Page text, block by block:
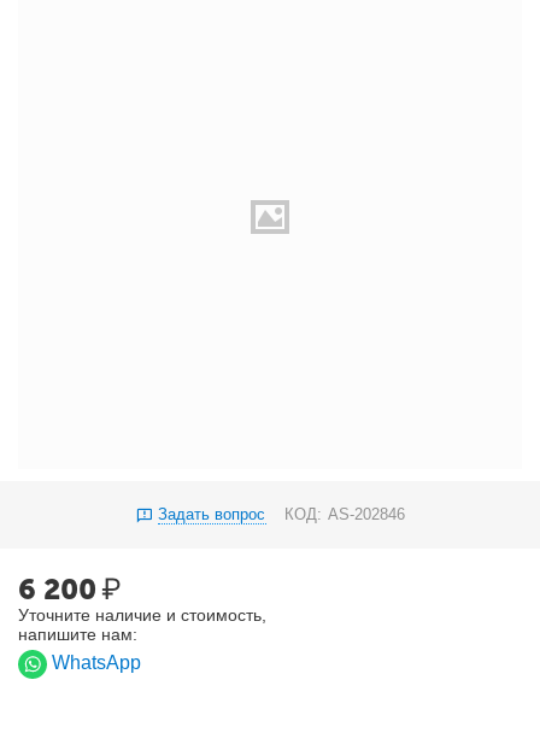
Задать вопрос КОД: AS-202846
6 200₽
Уточните наличие и стоимость,
напишите нам:
WhatsApp